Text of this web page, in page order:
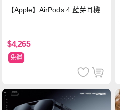
【Apple】AirPods 4 藍芽耳機
$4,265
免運